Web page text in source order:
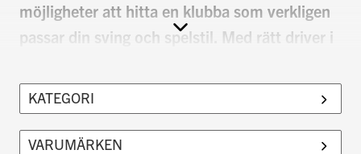
möjligheter att hitta en klubba som verkligen
passar din sving och spelstil. Med rätt driver i
konsekvent, och spelet blir betydligt roligare.
På Golfstore testar och väljer vi ut
marknadens bästa modeller, så att du alltid